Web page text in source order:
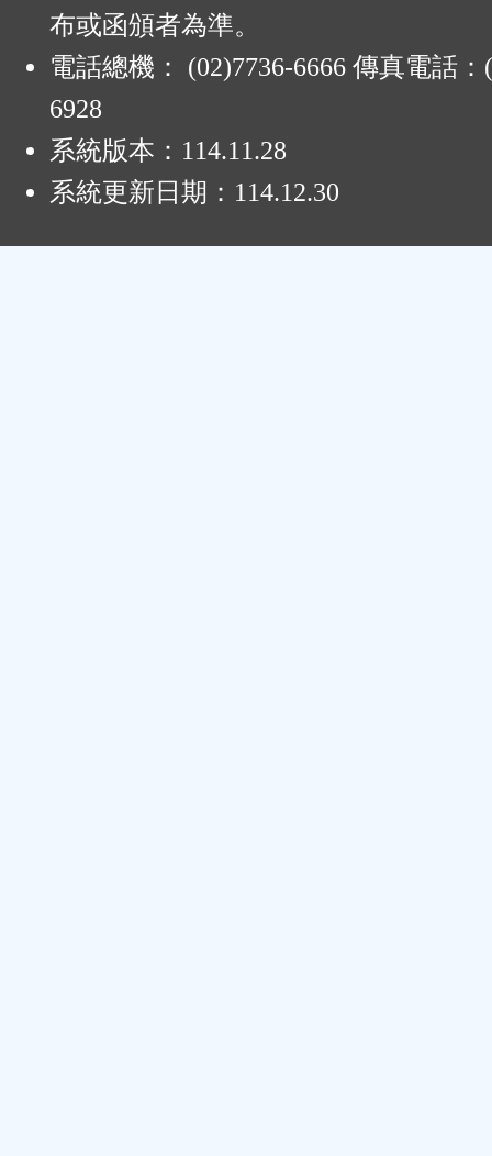
布或函頒者為準。
電話總機： (02)7736-6666 傳真電話：
6928
系統版本： 114.11.28
系統更新日期： 114.12.30